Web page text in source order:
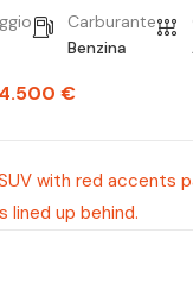
Carburante
Benzina
€